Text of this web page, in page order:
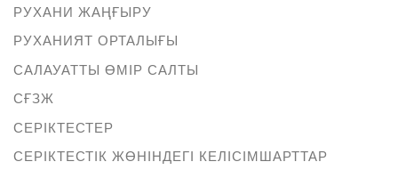
РУХАНИ ЖАҢҒЫРУ
РУХАНИЯТ ОРТАЛЫҒЫ
САЛАУАТТЫ ӨМІР САЛТЫ
СҒЗЖ
СЕРІКТЕСТЕР
СЕРІКТЕСТІК ЖӨНІНДЕГІ КЕЛІСІМШАРТТАР